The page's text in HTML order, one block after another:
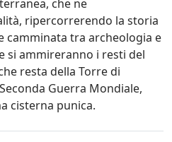
che ne
ripercorrerendo la storia
camminata tra archeologia e
si ammireranno i resti del
resta della Torre di
Guerra Mondiale,
cisterna punica.